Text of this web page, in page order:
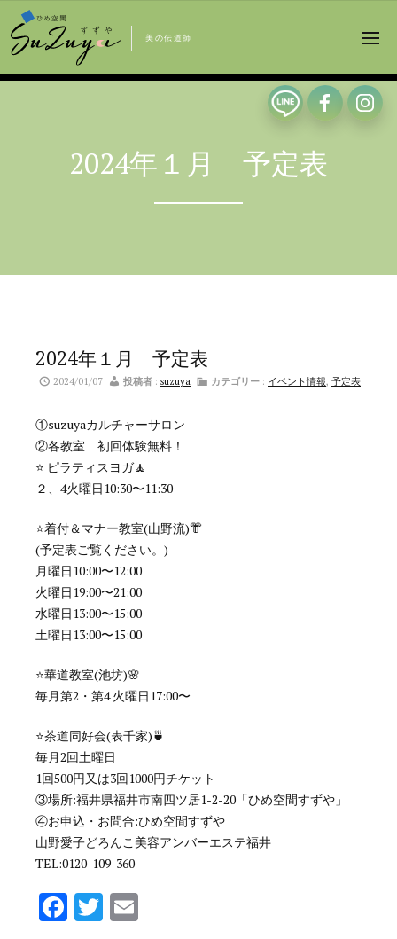
美の伝道師
2024年１月 予定表
2024年１月 予定表
2024/01/07 投稿者 : suzuya カテゴリー : イベント情報, 予定表
①suzuyaカルチャーサロン
②各教室 初回体験無料！
⭐️ ピラティスヨガ🧘
２、4火曜日10:30〜11:30
⭐️着付＆マナー教室(山野流)👘
(予定表ご覧ください。)
月曜日10:00〜12:00
火曜日19:00〜21:00
水曜日13:00〜15:00
土曜日13:00〜15:00
⭐️華道教室(池坊)🌸
毎月第2・第4 火曜日17:00〜
⭐️茶道同好会(表千家)🍵
毎月2回土曜日
1回500円又は3回1000円チケット
③場所:福井県福井市南四ツ居1-2-20「ひめ空間すずや」
④お申込・お問合:ひめ空間すずや
山野愛子どろんこ美容アンバーエステ福井
TEL:0120-109-360
Facebook
Twitter